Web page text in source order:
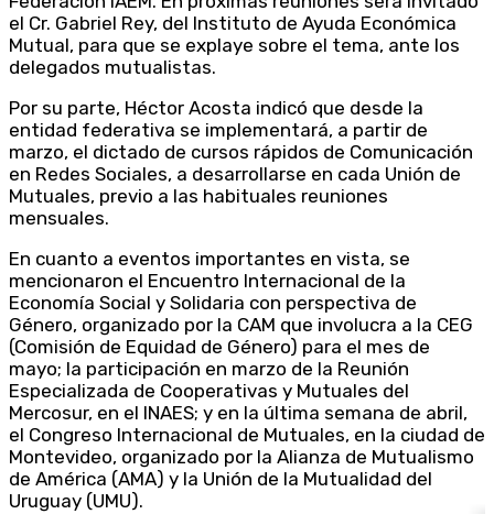
el Cr. Gabriel Rey, del Instituto de Ayuda Económica
Mutual, para que se explaye sobre el tema, ante los
delegados mutualistas.
Por su parte, Héctor Acosta indicó que desde la
entidad federativa se implementará, a partir de
marzo, el dictado de cursos rápidos de Comunicación
en Redes Sociales, a desarrollarse en cada Unión de
Mutuales, previo a las habituales reuniones
mensuales.
En cuanto a eventos importantes en vista, se
mencionaron el Encuentro Internacional de la
Economía Social y Solidaria con perspectiva de
Género, organizado por la CAM que involucra a la CEG
(Comisión de Equidad de Género) para el mes de
mayo; la participación en marzo de la Reunión
Especializada de Cooperativas y Mutuales del
Mercosur, en el INAES; y en la última semana de abril,
el Congreso Internacional de Mutuales, en la ciudad de
Montevideo, organizado por la Alianza de Mutualismo
de América (AMA) y la Unión de la Mutualidad del
Uruguay (UMU).